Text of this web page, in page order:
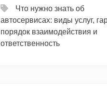
Что нужно знать об
автосервисах: виды услуг,
порядок взаимодействия и
ответственность